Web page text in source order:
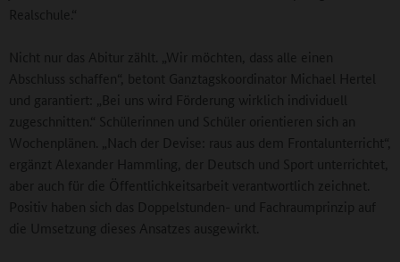
Realschule.“
Nicht nur das Abitur zählt. „Wir möchten, dass alle einen
Abschluss schaffen“, betont Ganztagskoordinator Michael Hertel
und garantiert: „Bei uns wird Förderung wirklich individuell
zugeschnitten.“ Schülerinnen und Schüler orientieren sich an
Wochenplänen. „Nach der Devise: raus aus dem Frontalunterricht“,
ergänzt Alexander Hammling, der Deutsch und Sport unterrichtet,
aber auch für die Öffentlichkeitsarbeit verantwortlich zeichnet.
Positiv haben sich das Doppelstunden- und Fachraumprinzip auf
die Umsetzung dieses Ansatzes ausgewirkt.